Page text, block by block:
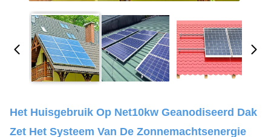
Het Huisgebruik Op Net10kw Geanodiseerd Dak
Zet Het Systeem Van De Zonnemachtsenergie